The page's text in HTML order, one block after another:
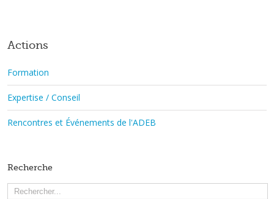
Actions
Formation
Expertise / Conseil
Rencontres et Événements de l'ADEB
Recherche